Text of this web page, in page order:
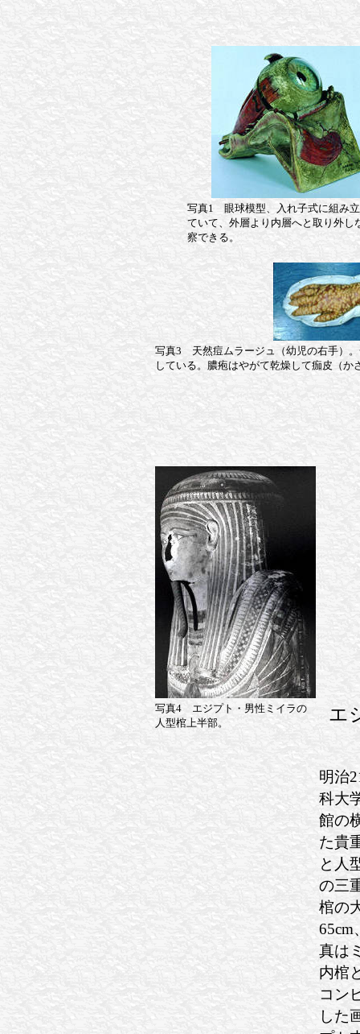
写真1 眼球模型、入れ子式に組み
ていて、外層より内層へと取り外し
察できる。
写真3 天然痘ムラージュ（幼児の右手）
している。膿疱はやがて乾燥して痂皮（
写真4 エジプト・男性ミイラの
人型棺上半部。
エ
明治
科大
館の
た貴
と人
の三
棺の
65cm
真は
内棺
コン
した